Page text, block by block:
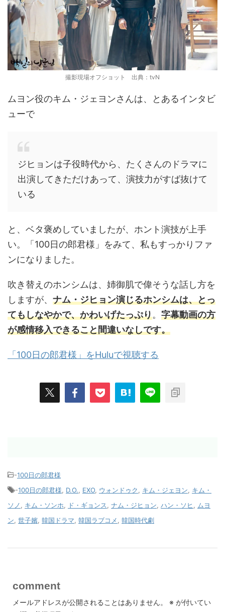
撮影現場オフショット 出典：tvN
ムヨン役のキム・ジェヨンさんは、とあるインタビ
ューで
ジヒョンは子役時代から、たくさんのドラマに
出演してきただけあって、演技力がすば抜けて
いる
と、ベタ褒めしていましたが、ホント演技が上手
い。「100日の郎君様」をみて、私もすっかりファ
ンになりました。
吹き替えのホンシムは、姉御肌で偉そうな話し方を
しますが、 ナム・ジヒョン演じるホンシムは、とっ
てもしなやかで、かわいげたっぷり。 字幕動画の方
が感情移入できること間違いなしです。
「100日の郎君様」をHuluで視聴する
-100日の郎君様
-100日の郎君様 D.O. EXO ウォンドゥク キム・ジェヨン
キム・
ソノ
キム・ソンホ ド・ギョンス ナム・ジヒョン ハン・ソヒ
ムヨ
ン 世子嬪 韓国ドラマ 韓国ラブコメ 韓国時代劇
comment
メールアドレスが公開されることはありません。 ※ が付いてい